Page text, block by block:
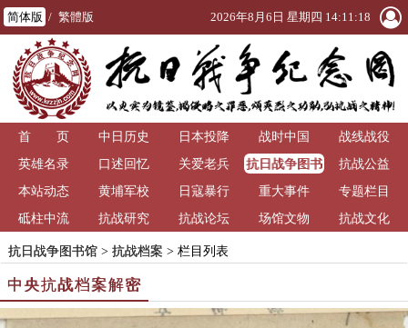
简体版 / 繁體版 2026年8月6日 星期四 14:11:21
首 页 中日历史 日本投降 战时中国
战线战役
英雄名录
口述回忆 关爱老兵
抗日战争图书
馆
抗战公益
本站动态
黄埔军校 日寇暴行 重大事件
专题栏目
砥柱中流
抗战研究 抗战论坛 场馆文物 抗战文化
抗日战争图书馆> 抗战档案> 栏目列表
中央抗战档案解密